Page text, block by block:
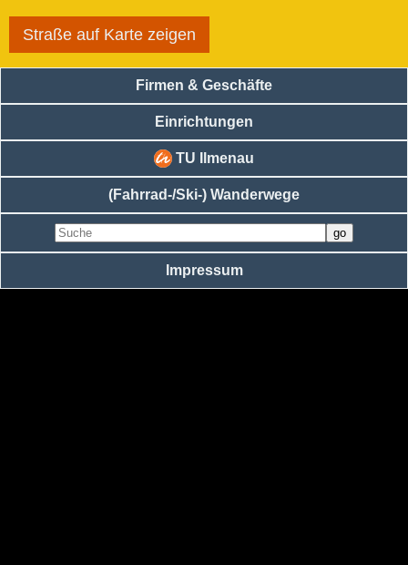
Straße auf Karte zeigen
Firmen & Geschäfte
Einrichtungen
TU Ilmenau
(Fahrrad-/Ski-) Wanderwege
Impressum